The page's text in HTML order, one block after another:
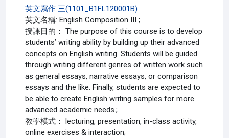
英文寫作 三(1101_B1FL120001B)
英文名稱: English Composition III ;
授課目的： The purpose of this course is to develop
students’ writing ability by building up their advanced
concepts on English writing. Students will be guided
through writing different genres of written work such
as general essays, narrative essays, or comparison
essays and the like. Finally, students are expected to
be able to create English writing samples for more
advanced academic needs.;
教學模式： lecturing, presentation, in-class activity,
online exercises & interaction;